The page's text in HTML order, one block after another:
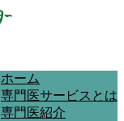
ホーム
専門医サービスとは
専門医紹介